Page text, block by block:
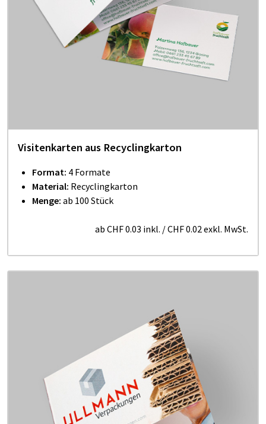
Visitenkarten aus Recyclingkarton
Format: 4 Formate
Material: Recyclingkarton
Menge: ab 100 Stück
ab CHF 0.03 inkl. /CHF 0.02exkl. MwSt.